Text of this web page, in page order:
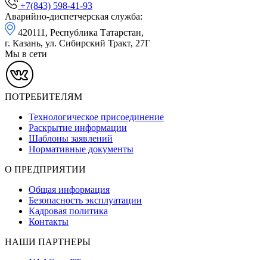
+7(843) 598-41-93
Аварийно-диспетчерская служба:
420111, Республика Татарстан,
г. Казань, ул. Сибирский Тракт, 27Г
Мы в сети
ПОТРЕБИТЕЛЯМ
Технологическое присоединение
Раскрытие информации
Шаблоны заявлений
Нормативные документы
О ПРЕДПРИЯТИИ
Общая информация
Безопасность эксплуатации
Кадровая политика
Контакты
НАШИ ПАРТНЕРЫ